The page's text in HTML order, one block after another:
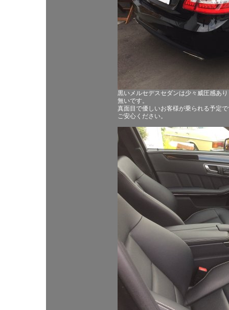
黒いメルセデスセダンは少々威圧感あ
無いです。
真面目で優しいお客様が乗られる予定
ご安心ください。